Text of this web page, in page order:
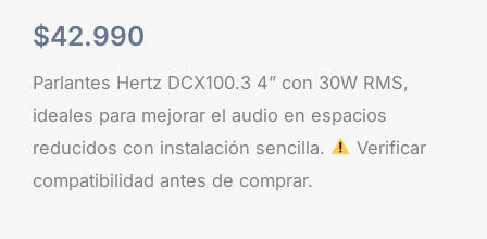
$42.990
Parlantes Hertz DCX100.3 4” con 30W RMS,
ideales para mejorar el audio en espacios
reducidos con instalación sencilla.
Verificar
compatibilidad antes de comprar.